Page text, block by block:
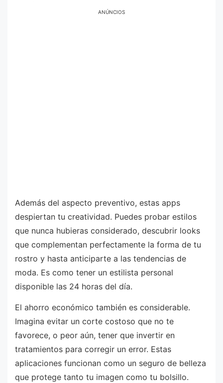
ANÚNCIOS
Además del aspecto preventivo, estas apps
despiertan tu creatividad. Puedes probar estilos
que nunca hubieras considerado, descubrir looks
que complementan perfectamente la forma de tu
rostro y hasta anticiparte a las tendencias de
moda. Es como tener un estilista personal
disponible las 24 horas del día.
El ahorro económico también es considerable.
Imagina evitar un corte costoso que no te
favorece, o peor aún, tener que invertir en
tratamientos para corregir un error. Estas
aplicaciones funcionan como un seguro de belleza
que protege tanto tu imagen como tu bolsillo.